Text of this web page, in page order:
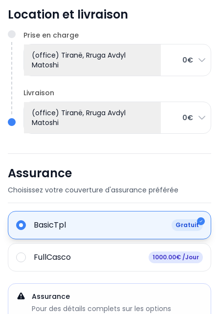
Location et livraison
Prise en charge
(office) Tiranë, Rruga Avdyl
Matoshi
0€
Livraison
(office) Tiranë, Rruga Avdyl
Matoshi
0€
Assurance
Choisissez votre couverture d'assurance préférée
BasicTpl Gratuit
FullCasco 1000.00€ /Jour
Assurance
Pour des détails complets sur les options